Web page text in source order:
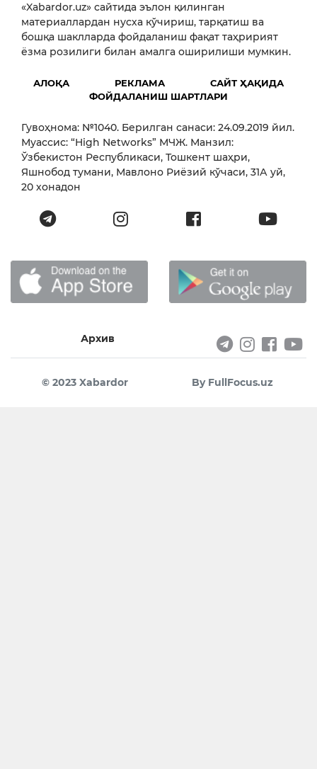
«Xabardor.uz» сайтида эълон қилинган
материаллардан нусха кўчириш, тарқатиш ва
бошқа шаклларда фойдаланиш фақат таҳририят
ёзма розилиги билан амалга оширилиши мумкин.
АЛОҚА РЕКЛАМА
САЙТ ҲАҚИДА
ФОЙДАЛАНИШ ШАРТЛАРИ
Гувоҳнома: №1040. Берилган санаси: 24.09.2019 йил.
Муассис: “High Networks” МЧЖ. Манзил:
Ўзбекистон Республикаси, Тошкент шаҳри,
Яшнобод тумани, Мавлоно Риёзий кўчаси, 31А уй,
20 хонадон
Архив
© 2023 Xabardor By FullFocus.uz